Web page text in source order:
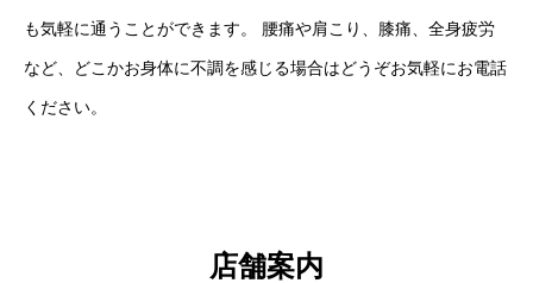
も気軽に通うことができます。 腰痛や肩こり、膝痛、全身疲労
など、どこかお身体に不調を感じる場合はどうぞお気軽にお電話
ください。
店舗案内